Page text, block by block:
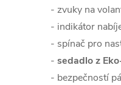
- zvuky na
- indikátor
- spínač pro
- sedadlo z
- bezpečností